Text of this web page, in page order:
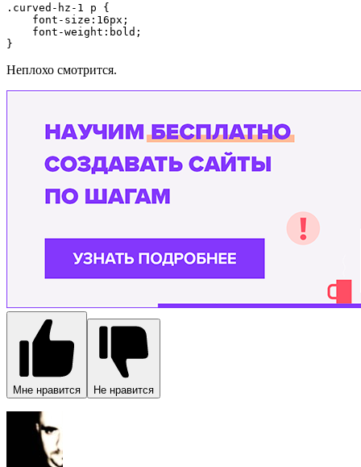
.curved-hz-1 p {
    font-size:16px;
    font-weight:bold;
Неплохо смотрится.
Мне нравится Не нравится